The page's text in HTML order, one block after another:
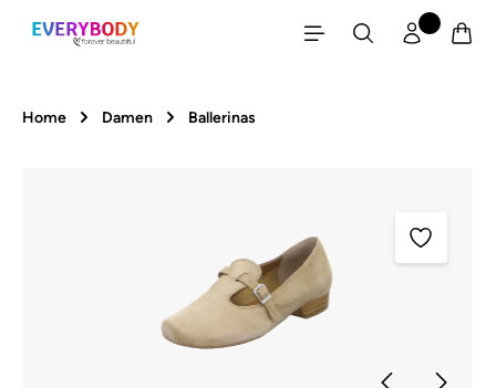
Zum Hauptinhalt springen
Home Damen Ballerinas